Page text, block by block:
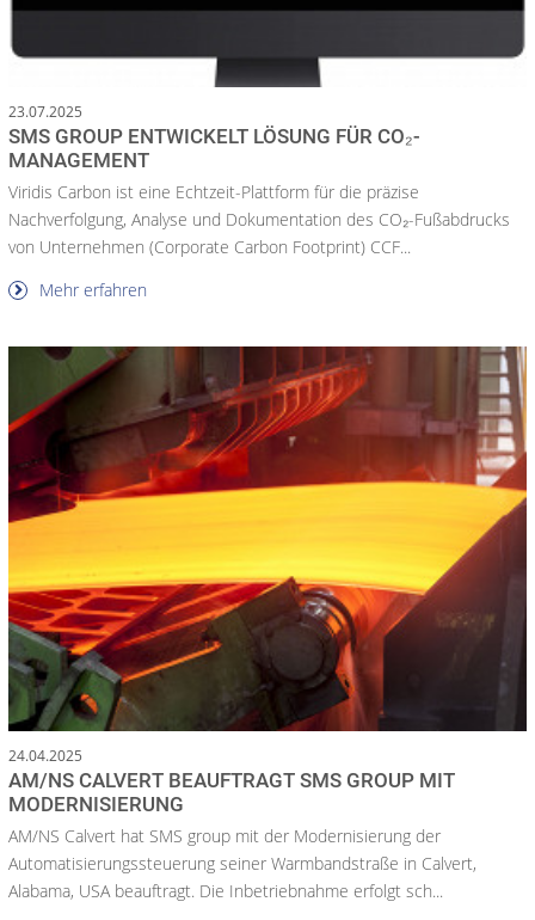
23.07.2025
SMS GROUP ENTWICKELT LÖSUNG FÜR CO₂-
MANAGEMENT
Viridis Carbon ist eine Echtzeit-Plattform für die präzise
Nachverfolgung, Analyse und Dokumentation des CO₂-Fußabdrucks
von Unternehmen (Corporate Carbon Footprint) CCF...
Mehr erfahren
24.04.2025
AM/NS CALVERT BEAUFTRAGT SMS GROUP MIT
MODERNISIERUNG
AM/NS Calvert hat SMS group mit der Modernisierung der
Automatisierungssteuerung seiner Warmbandstraße in Calvert,
Alabama, USA beauftragt. Die Inbetriebnahme erfolgt sch...